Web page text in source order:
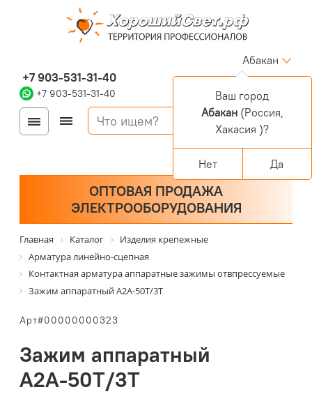
+7 903-531-31-40
+7 903-531-31-40
Абакан
Войти
Регистрация
Корзина
0 позиций
ОПТОВАЯ ПРОДАЖА
ЭЛЕКТРООБОРУДОВАНИЯ
Главная Каталог
Изделия крепежные
Арматура линейно-сцепная
Контактная арматура аппаратные зажимы отвпрессуемые
Зажим аппаратный А2А-50Т/3Т
Арт#00000000323
Зажим аппаратный
А2А-50Т/3Т
Ваш город
Абакан(Россия,
Хакасия )?
Нет Да